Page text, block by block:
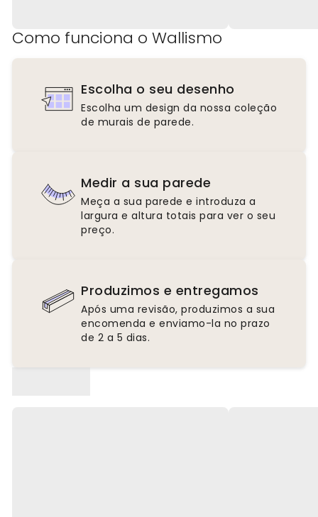
Como funciona o Wallismo
Escolha o seu desenho
Escolha um design da nossa coleção
de murais de parede.
Medir a sua parede
Meça a sua parede e introduza a
largura e altura totais para ver o seu
preço.
Produzimos e entregamos
Após uma revisão, produzimos a sua
encomenda e enviamo-la no prazo
de 2 a 5 dias.